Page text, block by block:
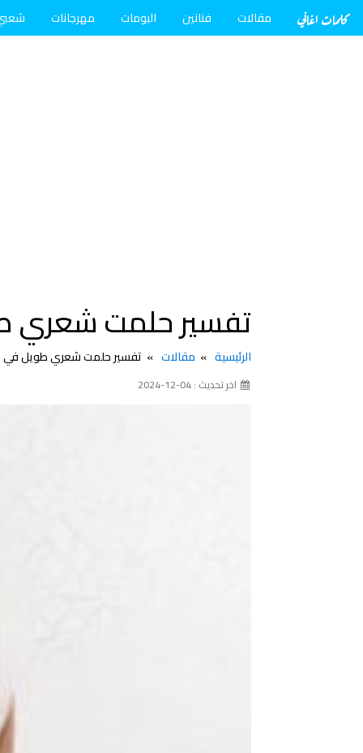
كلمات اغاني مقالات فنانين البومات مهرجانات
تفسير حلمت شعري
الرئيسية مقالات تفسير حلمت شعري طويل في
اخر تحديث : 04-12-2024